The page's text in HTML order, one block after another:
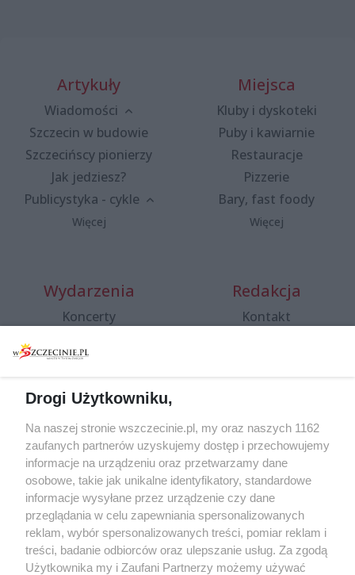
Artykuły
Wiadomości
Szczecin w budowie
Szczecińscy pionierzy
Jak jedziesz?
Publicystyka - cykle
Więcej
Miejsca
Kluby i dyskoteki
Puby i kawiarnie
Restauracje
Pizzerie
Bary, fast foody
Więcej
Wydarzenia
Koncerty
Spacery i oprowadzania
targi
Wernisaże
Więcej
Redakcja
Kontakt
Specjalny koncert z okazji
20. urodzin portalu
wSzczecinie.pl
Regulamin konkursów
śniadaniówka "Hej
Szczecin! Jest piątek!"
Drogi Użytkowniku,
Na naszej stronie wszczecinie.pl, my oraz naszych 1162
zaufanych partnerów uzyskujemy dostęp i przechowujemy
informacje na urządzeniu oraz przetwarzamy dane
osobowe, takie jak unikalne identyfikatory, standardowe
informacje wysyłane przez urządzenie czy dane
przeglądania w celu zapewniania spersonalizowanych
reklam, wybór spersonalizowanych treści, pomiar reklam i
treści, badanie odbiorców oraz ulepszanie usług. Za zgodą
Użytkownika my i Zaufani Partnerzy możemy używać